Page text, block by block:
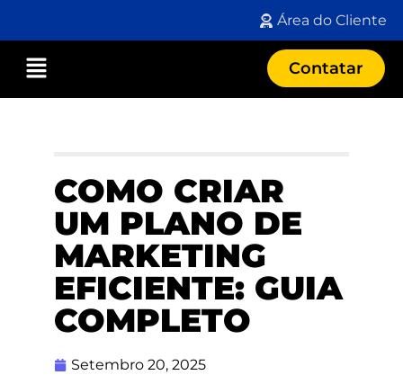
Área do Cliente
Contatar
COMO CRIAR
UM PLANO DE
MARKETING
EFICIENTE: GUIA
COMPLETO
Setembro 20, 2025